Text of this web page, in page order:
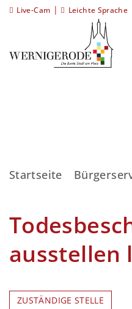
Live-Cam | Leichte Sprache
Startseite
ausstellen
ZUSTÄNDIGE STELLE